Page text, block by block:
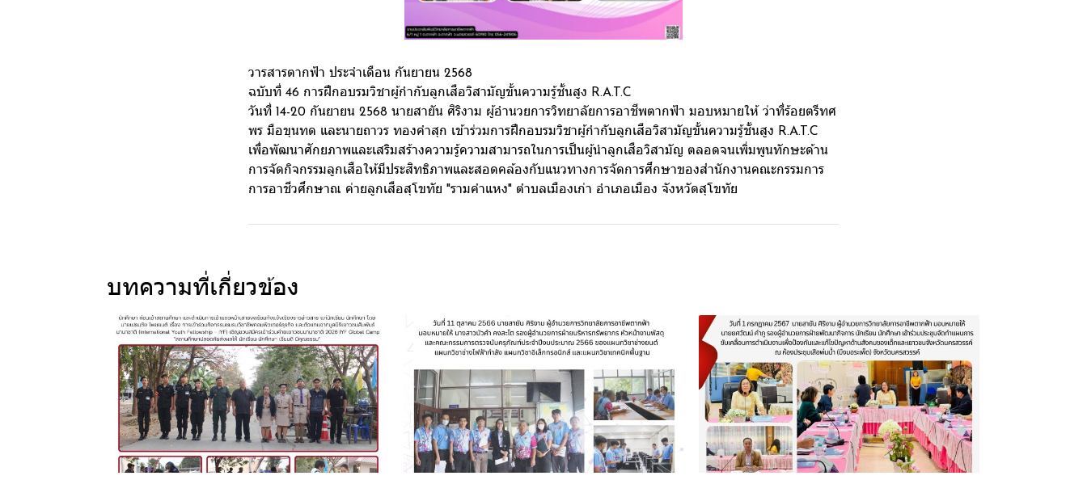
วารสารตากฟ้า ประจำเดือน กันยายน 2568
ฉบับที่ 46 การฝึกอบรมวิชาผู้กำกับลูกเสือวิสามัญขั้นความรู้ชั้นสูง R.A.T.C
วันที่ 14-20 กันยายน 2568 นายสายัน ศิริงาม ผู้อำนวยการวิทยาลัยการอาชีพตากฟ้า มอบหมายให้ ว่าที่ร้อยตรีทศ
พร มือขุนทด และนายถาวร ทองคำสุก เข้าร่วมการฝึกอบรมวิชาผู้กำกับลูกเสือวิสามัญขั้นความรู้ชั้นสูง R.A.T.C
เพื่อพัฒนาศักยภาพและเสริมสร้างความรู้ความสามารถในการเป็นผู้นำลูกเสือวิสามัญ ตลอดจนเพิ่มพูนทักษะด้าน
การจัดกิจกรรมลูกเสือให้มีประสิทธิภาพและสอดคล้องกับแนวทางการจัดการศึกษาของสำนักงานคณะกรรมการ
การอาชีวศึกษาณ ค่ายลูกเสือสุโขทัย "รามคำแหง" ตำบลเมืองเก่า อำเภอเมือง จังหวัดสุโขทัย
บทความที่เกี่ยวข้อง